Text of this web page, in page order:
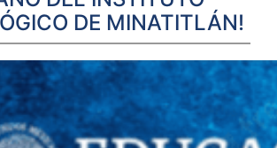
DE MINATITLÁN!